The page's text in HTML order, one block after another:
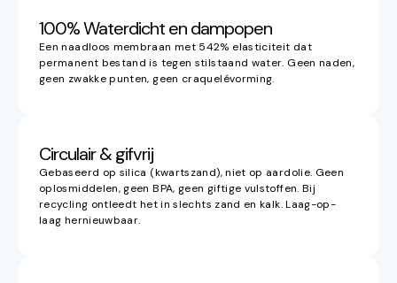
100% Waterdicht en dampopen
Een naadloos membraan met 542% elasticiteit dat
permanent bestand is tegen stilstaand water. Geen naden,
geen zwakke punten, geen craquelévorming.
Circulair & gifvrij
Gebaseerd op silica (kwartszand), niet op aardolie. Geen
oplosmiddelen, geen BPA, geen giftige vulstoffen. Bij
recycling ontleedt het in slechts zand en kalk. Laag-op-
laag hernieuwbaar.